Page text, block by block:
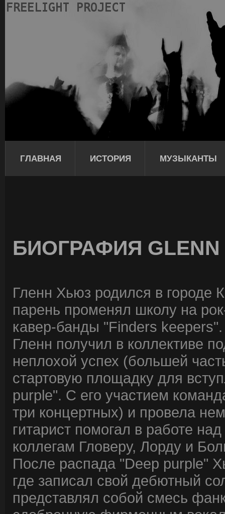
ГЛАВНАЯ ИСТОРИЯ МУЗЫКАНТЫ
БИОГРАФИЯ GLENN
Гленн Хьюз родился в городе
парень променял школу на
кавер-банды "Finders
Гленн получил в коллективе
неплохой успех (большей
стартовую площадку для
purple". С его участием
три концертных) и провела
гитарист помогал в работе
коллегам Гловеру, Лорду и
После распада "Deep purple"
где записал свой дебютный
представлял собой смесь